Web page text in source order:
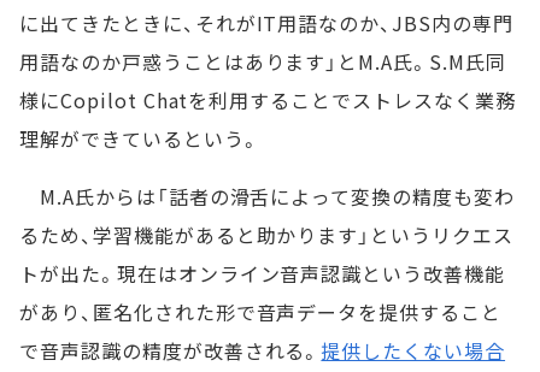
に出てきたときに、それがIT用語なのか、JBS内の専門
用語なのか戸惑うことはあります」とM.A氏。S.M氏同
様にCopilot Chatを利用することでストレスなく業務
理解ができているという。
M.A氏からは「話者の滑舌によって変換の精度も変わ
るため、学習機能があると助かります」というリクエス
トが出た。現在はオンライン音声認識という改善機能
があり、匿名化された形で音声データを提供すること
で音声認識の精度が改善される。提供したくない場合